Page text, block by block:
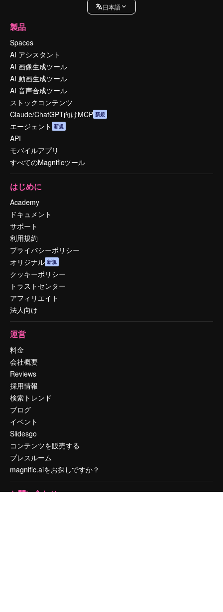
日本語
製品
Spaces
AI アシスタント
AI 画像生成ツール
AI 動画生成ツール
AI 音声合成ツール
ストックコンテンツ
Claude/ChatGPT向けMCP 新規
エージェント 新規
API
モバイルアプリ
すべてのMagnificツール
はじめに
Academy
ドキュメント
サポート
利用規約
プライバシーポリシー
オリジナル 新規
クッキーポリシー
トラストセンター
アフィリエイト
法人向け
運営
料金
会社概要
Reviews
採用情報
検索トレンド
ブログ
イベント
Slidesgo
コンテンツを販売する
プレスルーム
magnific.aiをお探しですか？
お問い合わせ